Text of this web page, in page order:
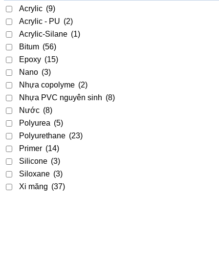
Acrylic (9)
Acrylic - PU (2)
Acrylic-Silane (1)
Bitum (56)
Epoxy (15)
Nano (3)
Nhựa copolyme (2)
Nhựa PVC nguyên sinh (8)
Nước (8)
Polyurea (5)
Polyurethane (23)
Primer (14)
Silicone (3)
Siloxane (3)
Xi măng (37)